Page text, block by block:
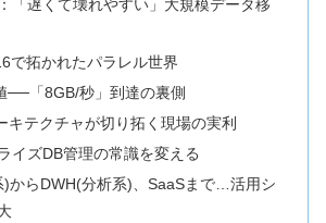
「遅くて壊れやすい」大規模データ移
で拓かれたパラレル世界
──「8GB/秒」到達の裏側
キテクチャが切り拓く現場の実利
イズDB管理の常識を変える
)からDWH(分析系)、SaaSまで…活用シ